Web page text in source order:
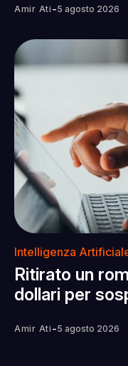
Amir Ati -5 agosto 2026
Intelligenza
Ritirato un
dollari per
Amir Ati -5 agosto 2026